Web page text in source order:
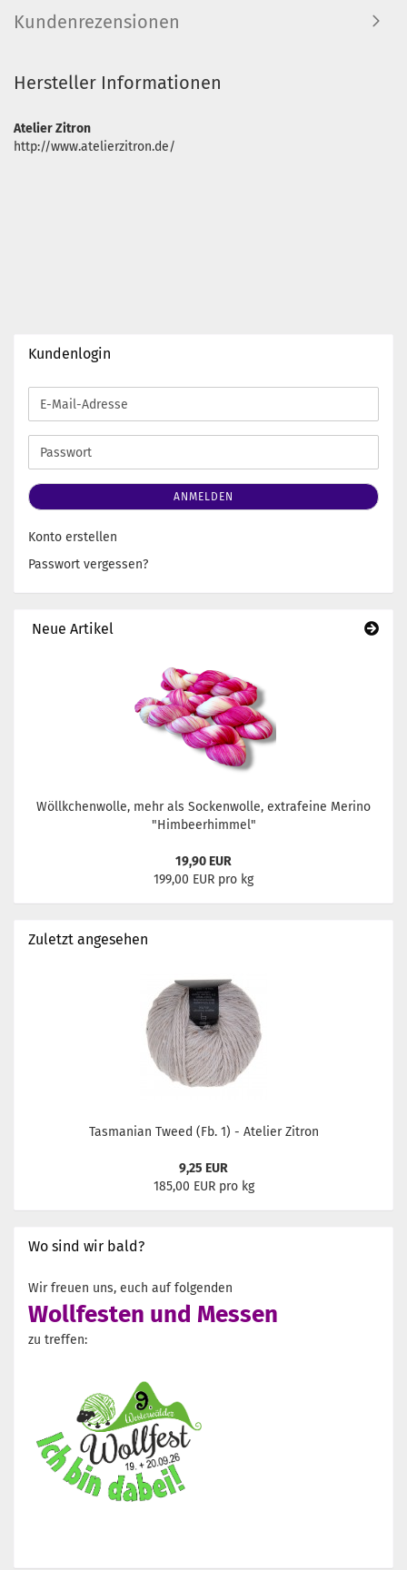
Kundenrezensionen
Hersteller Informationen
Atelier Zitron
http://www.atelierzitron.de/
Kundenlogin
E-
Mail-
Adresse
Passwort
ANMELDEN
Konto erstellen
Passwort vergessen?
Neue Artikel
Wöllkchenwolle, mehr als Sockenwolle, extrafeine Merino
"Himbeerhimmel"
19,90 EUR
199,00 EUR pro kg
Zuletzt angesehen
Tasmanian Tweed (Fb. 1) - Atelier Zitron
9,25 EUR
185,00 EUR pro kg
Wo sind wir bald?
Wir freuen uns, euch auf folgenden
Wollfesten und Messen
zu treffen: